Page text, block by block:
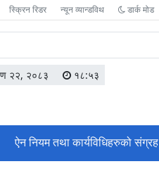
स्क्रिन रिडर न्यून व्यान्डविथ डार्क मोड
२२, २०८३ १८:५३
ऐन नियम तथा कार्यविधिहरुको संग्रह